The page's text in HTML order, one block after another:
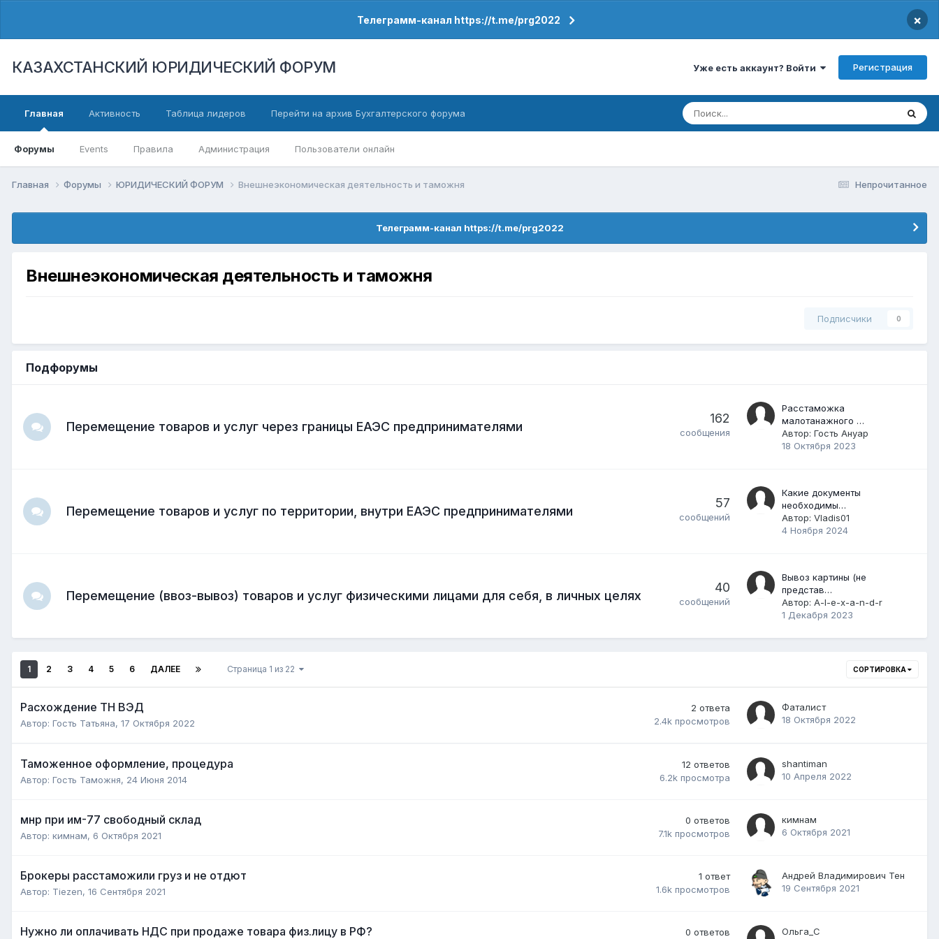
Телеграмм-канал https://t.me/prg2022 ×
КАЗАХСТАНСКИЙ ЮРИДИЧЕСКИЙ ФОРУМ Уже есть аккаунт? Войти Регистрация
Главная
Форумы Events Правила Администрация Пользователи онлайн
Активность Таблица лидеров Перейти на архив Бухгалтерского форума
Непрочитанное
Главная Форумы ЮРИДИЧЕСКИЙ ФОРУМ Внешнеэкономическая деятельность и таможня
Телеграмм-канал https://t.me/prg2022
Внешнеэкономическая деятельность и таможня
Подписчики 0
Подфорумы
Перемещение товаров и услуг через границы ЕАЭС предпринимателями
162
сообщения
Расстаможка
малотанажного …
Автор: Гость Ануар
18 Октября 2023
Перемещение товаров и услуг по территории, внутри ЕАЭС предпринимателями
57
сообщений
Какие документы
необходимы…
Автор: Vladis01
4 Ноября 2024
Перемещение (ввоз-вывоз) товаров и услуг физическими лицами для себя, в личных целях
40
сообщений
Вывоз картины (не
представ…
Автор: A-l-e-x-a-n-d-r
1 Декабря 2023
СОРТИРОВКА
1 2 3 4 5 6 ДАЛЕЕ Страница 1 из 22
Расхождение ТН ВЭД
Автор: Гость Татьяна, 17 Октября 2022
2 ответа
2.4k просмотров
Фаталист
18 Октября 2022
Таможенное оформление, процедура
Автор: Гость Таможня, 24 Июня 2014
12 ответов
6.2k просмотра
shantiman
10 Апреля 2022
мнр при им-77 свободный склад
Автор: кимнам, 6 Октября 2021
0 ответов
7.1k просмотров
кимнам
6 Октября 2021
Брокеры расстаможили груз и не отдют
Автор: Tiezen, 16 Сентября 2021
1 ответ
1.6k просмотров
Андрей Владимирович Тен
19 Сентября 2021
Нужно ли оплачивать НДС при продаже товара физ.лицу в РФ? 0 ответов
Ольга_С